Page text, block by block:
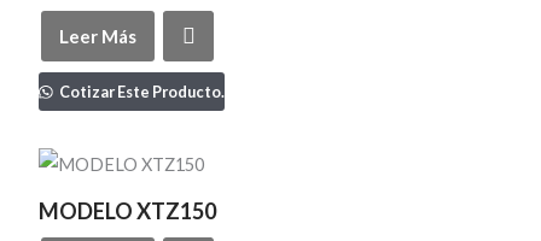
Leer Más
Cotizar Este Producto.
MODELO XTZ150